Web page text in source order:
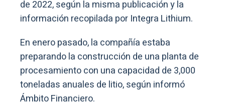
de 2022, según la misma publicación y la
información recopilada por Integra Lithium.
En enero pasado, la compañía estaba
preparando la construcción de una planta de
procesamiento con una capacidad de 3,000
toneladas anuales de litio, según informó
Ámbito Financiero.